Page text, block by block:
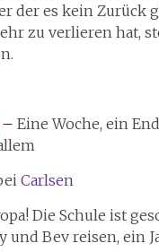
der es kein Zurück
zu verlieren hat,
– Eine Woche, ein
Carlsen
Die Schule ist
und Bev reisen, ein